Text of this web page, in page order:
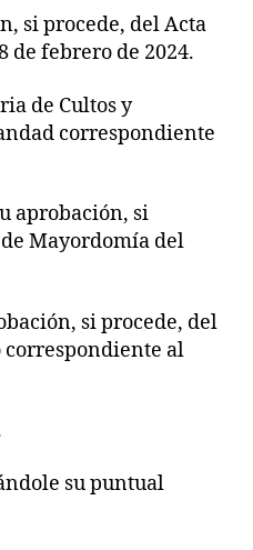
si procede, del Acta
de febrero de 2024.
de Cultos y
correspondiente
aprobación, si
Mayordomía del
si procede, del
correspondiente al
su puntual